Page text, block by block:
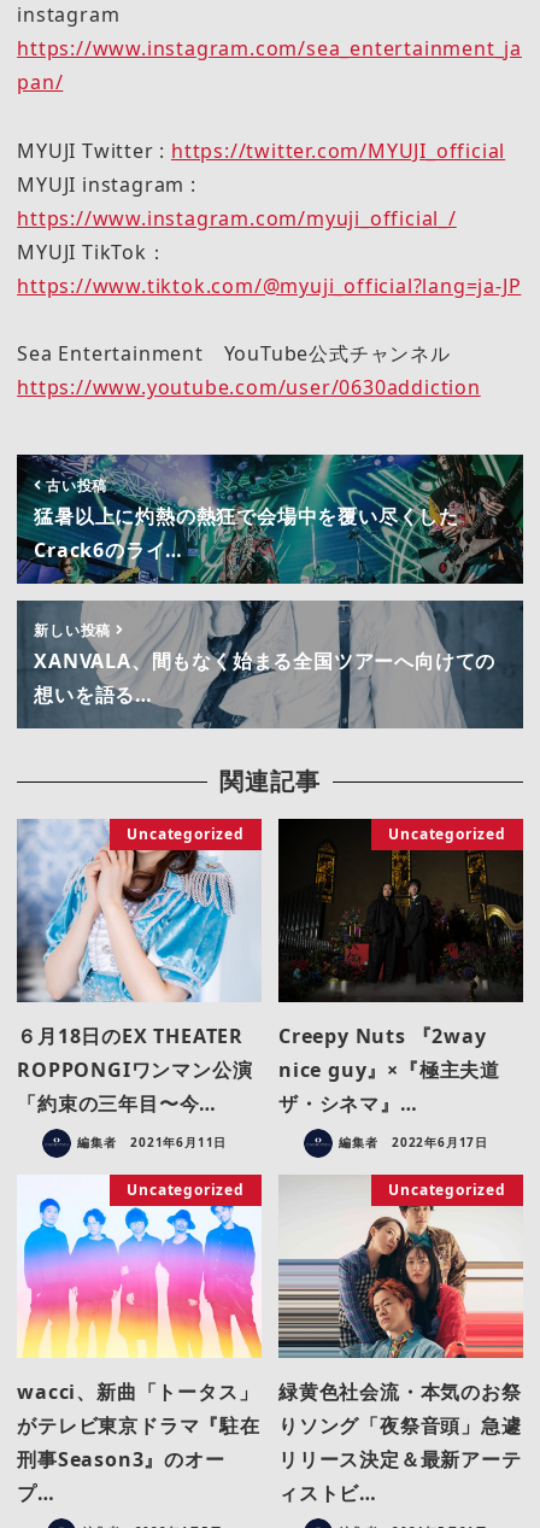
instagram
https://www.instagram.com/sea_entertainment_ja
pan/
MYUJI Twitter : https://twitter.com/MYUJI_official
MYUJI instagram :
https://www.instagram.com/myuji_official_/
MYUJI TikTok：
https://www.tiktok.com/@myuji_official?lang=ja-JP
Sea Entertainment YouTube公式チャンネル
https://www.youtube.com/user/0630addiction
古い投稿
猛暑以上に灼熱の熱狂で会場中を覆い尽くした
Crack6のライ…
新しい投稿
XANVALA、間もなく始まる全国ツアーへ向けての
想いを語る…
関連記事
Uncategorized
６月18日のEX THEATER
ROPPONGIワンマン公演
「約束の三年目〜今…
編集者 2021年6月11日
Uncategorized
Creepy Nuts 『2way
nice guy』×『極主夫道
ザ・シネマ』…
編集者 2022年6月17日
Uncategorized
wacci、新曲「トータス」
がテレビ東京ドラマ『駐在
刑事Season3』のオー
プ…
Uncategorized
緑黄色社会流・本気のお祭
りソング「夜祭音頭」急遽
リリース決定＆最新アーテ
ィストビ…